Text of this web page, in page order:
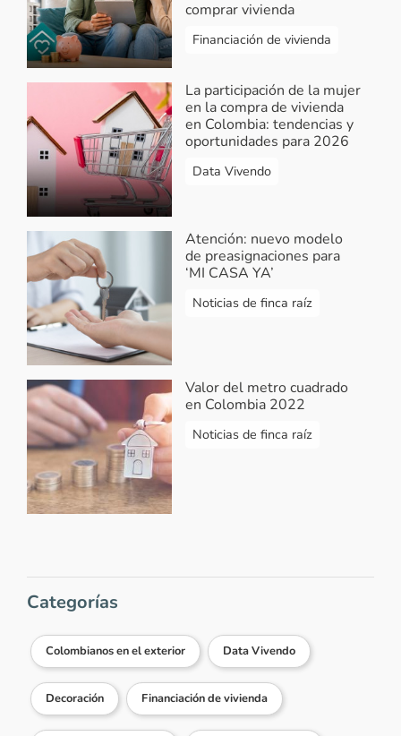
comprar vivienda
Financiación de vivienda
La participación de la mujer
en la compra de vivienda
en Colombia: tendencias y
oportunidades para 2026
Data Vivendo
Atención: nuevo modelo
de preasignaciones para
‘MI CASA YA’
Noticias de finca raíz
Valor del metro cuadrado
en Colombia 2022
Noticias de finca raíz
Categorías
Colombianos en el exterior Data Vivendo
Decoración Financiación de vivienda